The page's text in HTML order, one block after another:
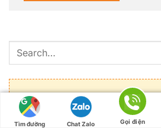
TƯ VẤN QUANG
Tìm đường Chat Zalo Gọi điện